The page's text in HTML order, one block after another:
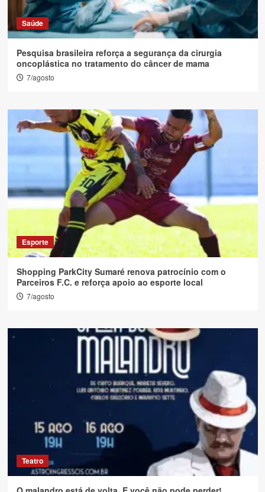
Saúde
Pesquisa brasileira reforça a segurança da cirurgia
oncoplástica no tratamento do câncer de mama
7/agosto
Esporte
Shopping ParkCity Sumaré renova patrocínio com o
Parceiros F.C. e reforça apoio ao esporte local
7/agosto
Teatro